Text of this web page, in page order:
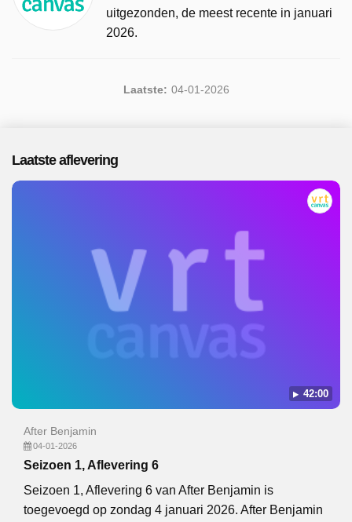
uitgezonden, de meest recente in januari
2026.
Laatste: 04-01-2026
Laatste aflevering
42:00
After Benjamin
04-01-2026
Seizoen 1, Aflevering 6
Seizoen 1, Aflevering 6 van After Benjamin is
toegevoegd op zondag 4 januari 2026. After Benjamin